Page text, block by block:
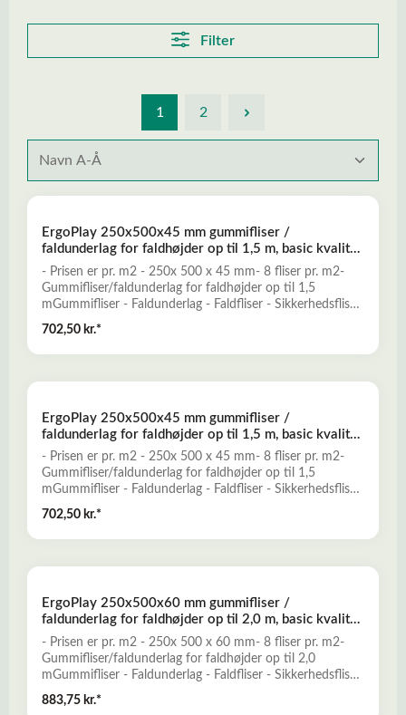
Filter
1 2
ErgoPlay 250x500x45 mm gummifliser /
faldunderlag for faldhøjder op til 1,5 m, basic kvalitet,
rød
- Prisen er pr. m2 - 250x 500 x 45 mm- 8 fliser pr. m2-
Gummifliser/faldunderlag for faldhøjder op til 1,5
mGummifliser - Faldunderlag - Faldfliser - Sikkerhedsfliser
traditionelle faldunderlag, og er konstrueret til at yde
optimal falddæmpning og skridsikkerhed for opnåelse af
prisbillig løsning, der kun kræver minimal vedligeholdelse.-
Miljøvenligt og ugiftigt- Mange forskellige dekorative
farver- Vanddrænende - permeabelt- Lav brandbarhedLæs
mere her om ErgoPlay gummifliser - faldunderlag
702,50 kr.*
ErgoPlay 250x500x45 mm gummifliser /
faldunderlag for faldhøjder op til 1,5 m, basic kvalitet,
sort
- Prisen er pr. m2 - 250x 500 x 45 mm- 8 fliser pr. m2-
Gummifliser/faldunderlag for faldhøjder op til 1,5
mGummifliser - Faldunderlag - Faldfliser - Sikkerhedsfliser
- FaldgummiErgoPlay gummifliser er et godt alternativ til
traditionelle faldunderlag, og er konstrueret til at yde
optimal falddæmpning og skridsikkerhed for opnåelse af
Miljøvenligt og ugiftigt- Mange forskellige dekorative
farver- Vanddrænende - permeabelt- Lav brandbarhedLæs
mere her om ErgoPlay gummifliser - faldunderlag
702,50 kr.*
ErgoPlay 250x500x60 mm gummifliser /
faldunderlag for faldhøjder op til 2,0 m, basic kvalitet,
rød
- Prisen er pr. m2 - 250x 500 x 60 mm- 8 fliser pr. m2-
Gummifliser/faldunderlag for faldhøjder op til 2,0
mGummifliser - Faldunderlag - Faldfliser - Sikkerhedsfliser
traditionelle faldunderlag, og er konstrueret til at yde
883,75 kr.*